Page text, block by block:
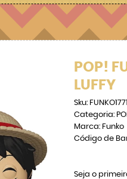
POP!
LUFFY
Sku: FUNKO1771
Categoria:
Marca: Funko
Código de
Seja o